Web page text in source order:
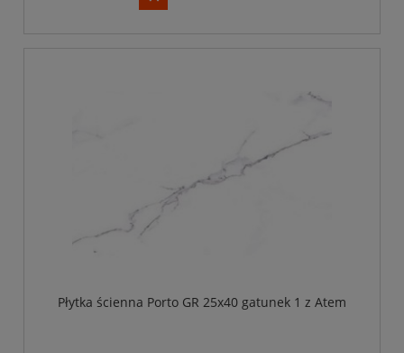
Płytka ścienna Porto GR 25x40 gatunek 1 z Atem